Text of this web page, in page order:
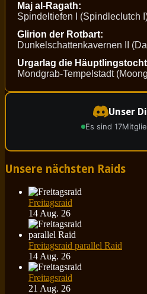
Maj al-Ragath:
Spindeltiefen I (Spindleclutch
Glirion der Rotbart:
Dunkelschattenkavernen II
Urgarlag die
Mondgrab-Tempelstadt
Unser
Es sind 17
Unsere nächsten Raids
Freitagsraid
14 Aug. 26
Freitagsraid parallel Raid
14 Aug. 26
Freitagsraid
21 Aug. 26